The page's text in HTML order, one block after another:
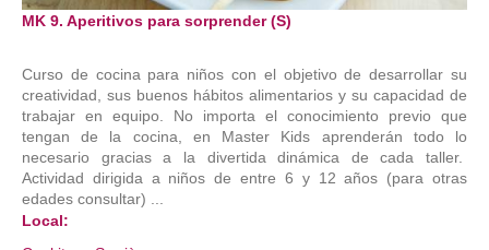
MK 9. Aperitivos para sorprender (S)
Curso de cocina para niños con el objetivo de desarrollar su
creatividad, sus buenos hábitos alimentarios y su capacidad de
trabajar en equipo. No importa el conocimiento previo que
tengan de la cocina, en Master Kids aprenderán todo lo
necesario gracias a la divertida dinámica de cada taller.
Actividad dirigida a niños de entre 6 y 12 años (para otras
edades consultar) ...
Local: